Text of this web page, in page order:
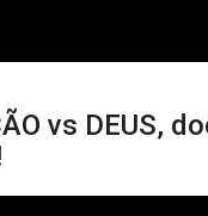
vs DEUS,